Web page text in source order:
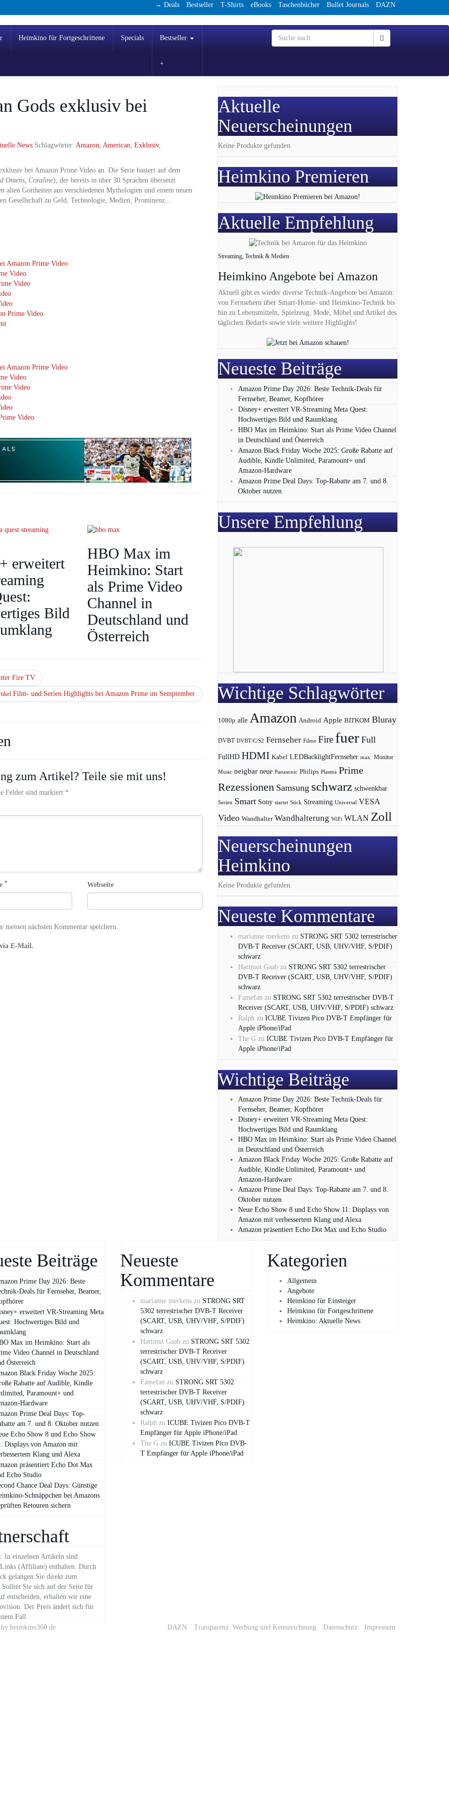
→ Deals Bestseller T-Shirts eBooks Taschenbücher Bullet Journals DAZN
Heimkino für Fortgeschrittene Specials Bestseller
Gods exklusiv bei
News Schlagwörter: Amazon, American, Exklusiv,
bei Amazon Prime Video an. Die Serie basiert auf dem
Omens, Coraline), der bereits in über 30 Sprachen übersetzt
Gottheiten aus verschiedenen Mythologien und einem neuen
Gesellschaft zu Geld, Technologie, Medien, Prominenz…
Amazon Prime Video
Video
Video
Prime Video
Amazon Prime Video
Video
Video
Video
erweitert
Bild
HBO Max im
Heimkino: Start
als Prime Video
Channel in
Deutschland und
Österreich
Fire TV
Film- und Serien Highlights bei Amazon Prime im Semptember
zum Artikel? Teile sie mit uns!
Felder sind markiert *
* Webseite
nächsten Kommentar speichern.
E-Mail.
Aktuelle
Neuerscheinungen
Keine Produkte gefunden.
Heimkino Premieren
Aktuelle Empfehlung
Streaming, Technik & Medien
Heimkino Angebote bei Amazon
Aktuell gibt es wieder diverse Technik-Angebote bei Amazon:
von Fernsehern über Smart-Home- und Heimkino-Technik bis
hin zu Lebensmitteln, Spielzeug, Mode, Möbel und Artikel des
täglichen Bedarfs sowie viele weitere Highlights!
Neueste Beiträge
Amazon Prime Day 2026: Beste Technik-Deals für
Fernseher, Beamer, Kopfhörer
Disney+ erweitert VR‑Streaming Meta Quest:
Hochwertiges Bild und Raumklang
HBO Max im Heimkino: Start als Prime Video Channel
in Deutschland und Österreich
Amazon Black Friday Woche 2025: Große Rabatte auf
Audible, Kindle Unlimited, Paramount+ und
Amazon‑Hardware
Amazon Prime Deal Days: Top-Rabatte am 7. und 8.
Oktober nutzen
Unsere Empfehlung
Wichtige Schlagwörter
1080p alle Amazon Android Apple BITKOM Bluray
DVBT DVBT/C/S2 Fernseher Filme Fire fuer Full
FullHD HDMI Kabel LEDBacklightFernseher max. Monitor
Music neigbar neue Panasonic Philips Plasma Prime
Rezessionen Samsung schwarz schwenkbar
Serien Smart Sony startet Stick Streaming Universal VESA
Video Wandhalter Wandhalterung WiFi WLAN Zoll
Neuerscheinungen
Heimkino
Keine Produkte gefunden.
Neueste Kommentare
marianne merkens zu STRONG SRT 5302 terrestrischer
DVB-T Receiver (SCART, USB, UHV/VHF, S/PDIF)
schwarz
Hartmut Gaab zu STRONG SRT 5302 terrestrischer
DVB-T Receiver (SCART, USB, UHV/VHF, S/PDIF)
schwarz
Famefan zu STRONG SRT 5302 terrestrischer DVB-T
Receiver (SCART, USB, UHV/VHF, S/PDIF) schwarz
Ralph zu ICUBE Tivizen Pico DVB-T Empfänger für
Apple iPhone/iPad
The G zu ICUBE Tivizen Pico DVB-T Empfänger für
Apple iPhone/iPad
Wichtige Beiträge
Amazon Prime Day 2026: Beste Technik-Deals für
Fernseher, Beamer, Kopfhörer
Disney+ erweitert VR‑Streaming Meta Quest:
Hochwertiges Bild und Raumklang
HBO Max im Heimkino: Start als Prime Video Channel
in Deutschland und Österreich
Amazon Black Friday Woche 2025: Große Rabatte auf
Audible, Kindle Unlimited, Paramount+ und
Amazon‑Hardware
Amazon Prime Deal Days: Top-Rabatte am 7. und 8.
Oktober nutzen
Neue Echo Show 8 und Echo Show 11: Displays von
Amazon mit verbessertem Klang und Alexa
Amazon präsentiert Echo Dot Max und Echo Studio
Beiträge
Prime Day 2026: Beste
Deals für Fernseher, Beamer,
erweitert VR‑Streaming Meta
Hochwertiges Bild und
Max im Heimkino: Start als
Video Channel in Deutschland
Österreich
Black Friday Woche 2025:
Rabatte auf Audible, Kindle
Paramount+ und
Prime Deal Days: Top-
am 7. und 8. Oktober nutzen
Echo Show 8 und Echo Show
Displays von Amazon mit
Klang und Alexa
präsentiert Echo Dot Max
Echo Studio
Chance Deal Days: Günstige
Schnäppchen bei Amazons
Retouren sichern
In einzelnen Artikeln sind
(Affiliate) enthalten. Durch
gelangen Sie direkt zum
Solltet Sie sich auf der Seite für
entscheiden, erhalten wir eine
Der Preis ändert sich für
Fall.
Neueste
Kommentare
marianne merkens zu STRONG SRT
5302 terrestrischer DVB-T Receiver
(SCART, USB, UHV/VHF, S/PDIF)
schwarz
Hartmut Gaab zu STRONG SRT 5302
terrestrischer DVB-T Receiver
(SCART, USB, UHV/VHF, S/PDIF)
schwarz
Famefan zu STRONG SRT 5302
terrestrischer DVB-T Receiver
(SCART, USB, UHV/VHF, S/PDIF)
schwarz
Ralph zu ICUBE Tivizen Pico DVB-T
Empfänger für Apple iPhone/iPad
The G zu ICUBE Tivizen Pico DVB-
T Empfänger für Apple iPhone/iPad
Kategorien
Allgemein
Angebote
Heimkino für Einsteiger
Heimkino für Fortgeschrittene
Heimkino: Aktuelle News
heimkino360.de DAZN Transparenz: Werbung und Kennzeichnung Datenschutz Impressum